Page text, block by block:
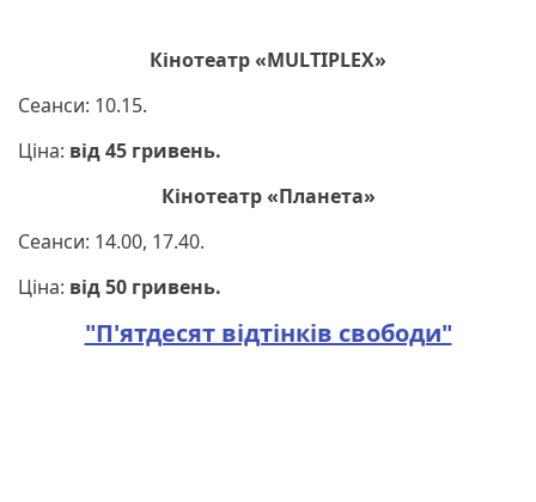
Кінотеатр «MULTIPLEX»
Сеанси: 10.15.
Ціна: від 45 гривень.
Кінотеатр «Планета»
Сеанси: 14.00, 17.40.
Ціна: від 50 гривень.
"П'ятдесят відтінків свободи"